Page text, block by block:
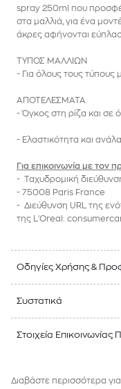
spray 250ml που
στα μαλλιά, για ένα
άκρες αφήνονται
ΤΥΠΟΣ ΜΑΛΛΙΩΝ
- Για όλους τους τύπους
ΑΠΟΤΕΛΕΣΜΑΤΑ
- Όγκος στη ρίζα και σε
- Ελαστικότητα και
Για επικοινωνία με τον
- Ταχυδρομική
- 75008 Paris France
- Διεύθυνση URL της
της
L'Oreal :
Οδηγίες Χρήσης &
Συστατικά
Στοιχεία Επικοινωνίας
Διαβάστε περισσότερα